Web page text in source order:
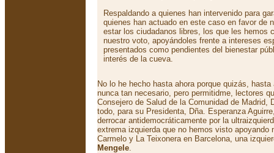
Respaldando a quienes han intervenido para
quienes han actuado en este caso en favor de
estar los ciudadanos libres, los que les hemos
nuestro voto, apoyándoles frente a intereses
presentados como pendientes del bienestar
interés de la cueva.
No lo he hecho hasta ahora porque quizás,
nunca tan necesario, pero permitidme, lectores
Consejero de Salud de la Comunidad de Madrid,
todo, para su Presidenta, Dña. Esperanza
derrocar antidemocráticamente por la
extrema izquierda que no hemos visto apoyando
Carmelo y La Teixonera en Barcelona, una
Mengele.